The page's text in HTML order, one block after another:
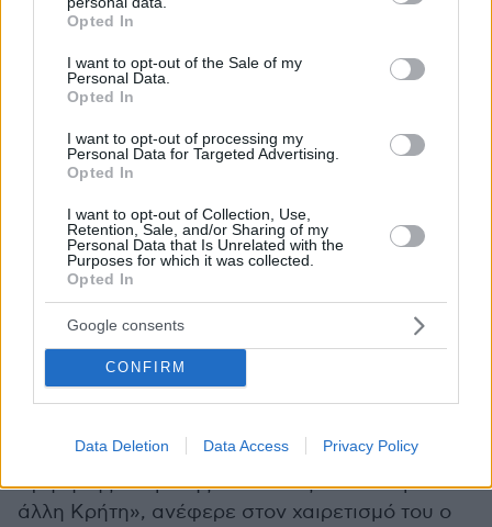
grant or deny consent to Google and its third-party tags to
use your data for below specified purposes in below Google
consent section.
Opted In
I want to opt-out of the Sale of my
Personal Data.
Opted In
I want to opt-out of processing my
Personal Data for Targeted Advertising.
Opted In
I want to opt-out of Collection, Use,
Retention, Sale, and/or Sharing of my
Personal Data that Is Unrelated with the
Purposes for which it was collected.
Opted In
Google consents
CONFIRM
Data Deletion Data Access Privacy Policy
Αρναουτάκης: Με τα έργα που γίνονται η
Κρήτη της επόμενης δεκαετίας θα είναι μια
άλλη Κρήτη
«Από την πλευρά τη δική μας θα καταβάλλουμε
κάθε δυνατή προσπάθεια τα επιμέρους
απαλλοτριώσεις, θα συμβάλλουμε κι εμείς να
προχωρήσουν όσο το δυνατόν συντομότερα.
Να μπορούμε να δούμε αυτό το μεγάλο
αναπτυξιακό έργο, πρώτα για τους Κρητικούς
και τους επισκέπτες, που εάν τα συνδυάσουμε
μαζί με το αεροδρόμιο του Καστελίου, μαζί με
τις υπόλοιπες υποδομές που γίνονται στο νησί,
νησιού, με το μικρό και μεγάλο καλώδιο, η
Κρήτη της επόμενης δεκαετίας θα είναι μια
άλλη Κρήτη», ανέφερε στον χαιρετισμό του ο